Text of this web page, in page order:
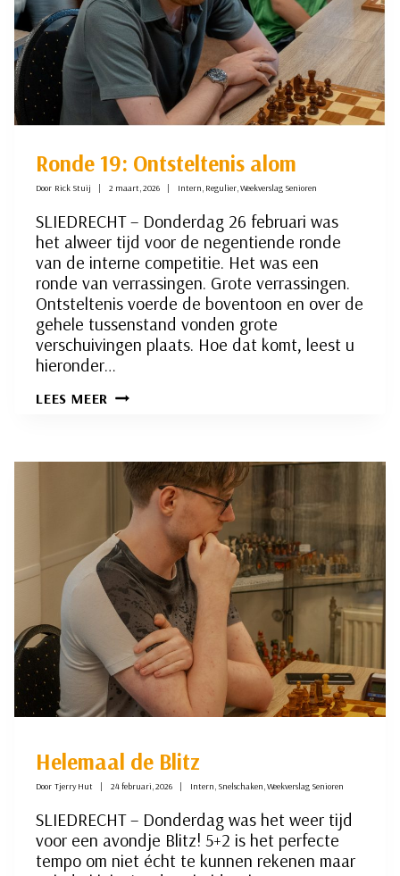
Ronde 19: Ontsteltenis alom
Door Rick Stuij 2 maart, 2026 Intern, Regulier,Weekverslag Senioren
SLIEDRECHT – Donderdag 26 februari was
het alweer tijd voor de negentiende ronde
van de interne competitie. Het was een
ronde van verrassingen. Grote verrassingen.
Ontsteltenis voerde de boventoon en over de
gehele tussenstand vonden grote
verschuivingen plaats. Hoe dat komt, leest u
hieronder…
LEES MEER RONDE
Helemaal de Blitz
Door Tjerry Hut 24 februari, 2026 Intern, Snelschaken,Weekverslag Senioren
SLIEDRECHT – Donderdag was het weer tijd
voor een avondje Blitz! 5+2 is het perfecte
tempo om niet écht te kunnen rekenen maar